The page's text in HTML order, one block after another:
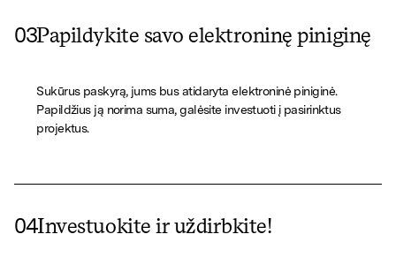
03Papildykite savo elektroninę piniginę
Sukūrus paskyrą, jums bus atidaryta elektroninė piniginė.
Papildžius ją norima suma, galėsite investuoti į pasirinktus
projektus.
04Investuokite ir uždirbkite!